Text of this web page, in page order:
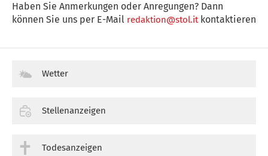
Haben Sie Anmerkungen oder Anregungen? Dann
können Sie uns per E-Mail redaktion@stol.itkontaktieren
Wetter
Stellenanzeigen
Todesanzeigen